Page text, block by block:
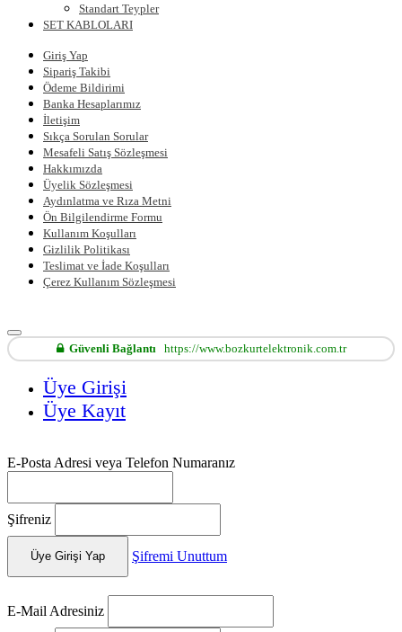
Standart Teypler
SET KABLOLARI
Giriş Yap
Sipariş Takibi
Ödeme Bildirimi
Banka Hesaplarımız
İletişim
Sıkça Sorulan Sorular
Mesafeli Satış Sözleşmesi
Hakkımızda
Üyelik Sözleşmesi
Aydınlatma ve Rıza Metni
Ön Bilgilendirme Formu
Kullanım Koşulları
Gizlilik Politikası
Teslimat ve İade Koşulları
Çerez Kullanım Sözleşmesi
Güvenli Bağlantı https://www.bozkurtelektronik.com.tr
Üye Girişi
Üye Kayıt
E-Posta Adresi veya Telefon Numaranız
Şifreniz
Üye Girişi Yap Şifremi Unuttum
E-Mail Adresiniz